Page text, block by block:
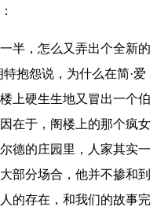
，怎么又弄出个全新的
抱怨说，为什么在简·爱
上硬生生地又冒出一个伯
在于，阁楼上的那个疯女
德的庄园里，人家其实一
部分场合，他并不掺和到
的存在，和我们的故事完